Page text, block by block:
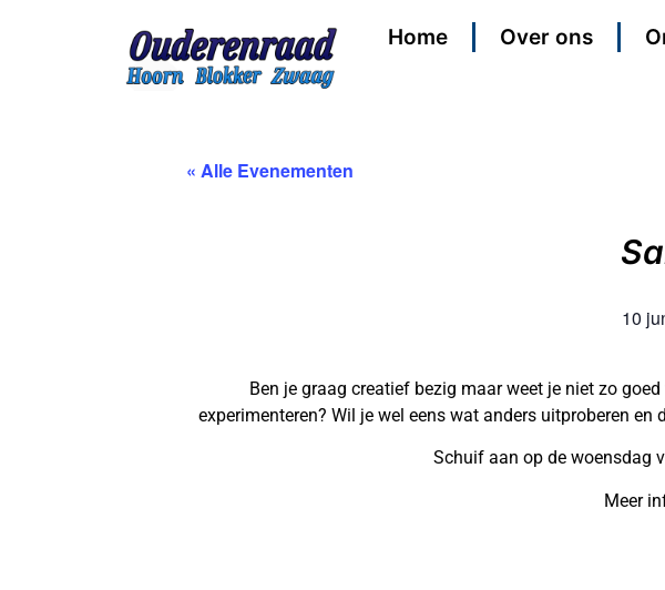
Home Over ons
« Alle Evenementen
10
Ben je graag creatief bezig maar weet je niet zo
experimenteren? Wil je wel eens wat anders uitproberen
Schuif aan op de woensdag
Meer